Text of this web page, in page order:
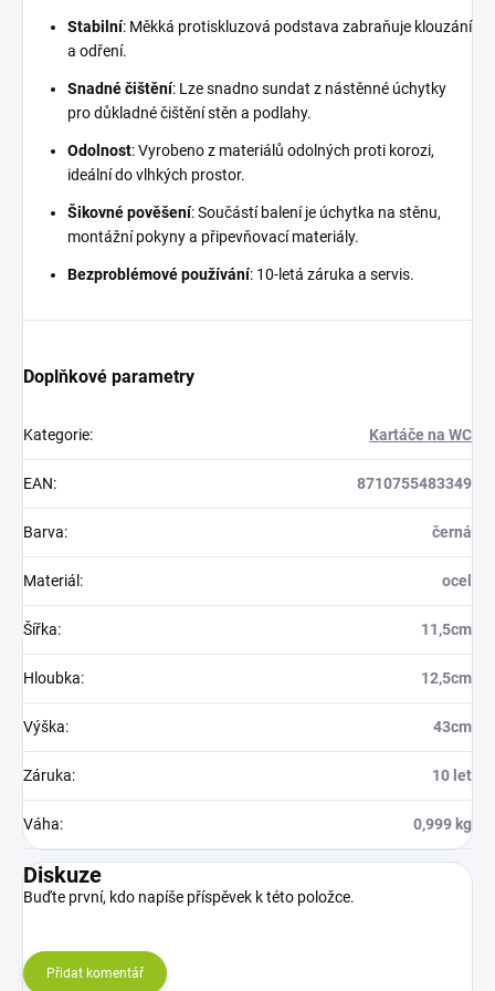
Stabilní: Měkká protiskluzová podstava zabraňuje klouzání
a odření.
Snadné čištění: Lze snadno sundat z nástěnné úchytky
pro důkladné čištění stěn a podlahy.
Odolnost: Vyrobeno z materiálů odolných proti korozi,
ideální do vlhkých prostor.
Šikovné pověšení: Součástí balení je úchytka na stěnu,
montážní pokyny a připevňovací materiály.
Bezproblémové používání: 10-letá záruka a servis.
Doplňkové parametry
Kategorie: Kartáče na WC
EAN: 8710755483349
Barva: černá
Materiál : ocel
Šířka: 11,5cm
Hloubka: 12,5cm
Výška: 43cm
Záruka: 10 let
Váha: 0,999 kg
Diskuze
Buďte první, kdo napíše příspěvek k této položce.
Přidat komentář